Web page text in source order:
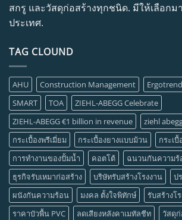
สกรู และวัสดุก่อสร้างทุกชนิด. มีให้เลือกม
ประเทศ.
TAG CLOUND
AHU Construction Management Ergotrend
SMART
TOA
ZIEHL-ABEGG Celebrate
ZIEHL-ABEGG €1 billion in revenue
ziehl
กระเบื้องพรีเมี่ยม
กระเบื้องยางแบบม้วน
กระเ
การทำงานของปั้มน้ำ
คอตโต้ ฉนวนกันความร้
ธุรกิจรับเหมาก่อสร้าง
บริษัทรับสร้างโรงงาน
ป
ผนังกันความร้อน
มงคล ตั้งใจพิทักษ์
รับสร้างโ
ราคาบัวพื้น PVC
ลดเสียงหลังคาเมทัลชีท
วัสดุ